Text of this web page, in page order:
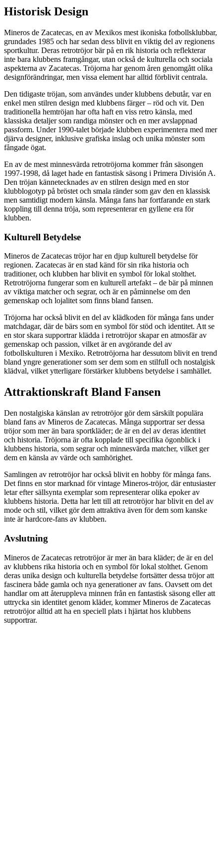
Historisk Design
Mineros de Zacatecas, en av Mexikos mest ikoniska fotbollsklubbar,
grundades 1985 och har sedan dess blivit en viktig del av regionens
sportkultur. Deras retrotröjor bär på en rik historia och reflekterar
inte bara klubbens framgångar, utan också de kulturella och sociala
aspekterna av Zacatecas. Tröjorna har genom åren genomgått olika
designförändringar, men vissa element har alltid förblivit centrala.
Den tidigaste tröjan, som användes under klubbens debutår, var en
enkel men stilren design med klubbens färger – röd och vit. Den
traditionella hemtröjan har ofta haft en viss retro känsla, med
klassiska detaljer som randiga mönster och en mer avslappnad
passform. Under 1990-talet började klubben experimentera med mer
djärva designer, inklusive grafiska inslag och unika mönster som
fångade ögat.
En av de mest minnesvärda retrotröjorna kommer från säsongen
1997-1998, då laget hade en fantastisk säsong i Primera División A.
Den tröjan kännetecknades av en stilren design med en stor
klubblogotyp på bröstet och smala ränder som gav den en klassisk
men samtidigt modern känsla. Många fans har fortfarande en stark
koppling till denna tröja, som representerar en gyllene era för
klubben.
Kulturell Betydelse
Mineros de Zacatecas tröjor har en djup kulturell betydelse för
regionen. Zacatecas är en stad känd för sin rika historia och
traditioner, och klubben har blivit en symbol för lokal stolthet.
Retrotröjorna fungerar som en kulturell artefakt – de bär på minnen
av viktiga matcher och segrar, och är en påminnelse om den
gemenskap och lojalitet som finns bland fansen.
Tröjorna har också blivit en del av klädkoden för många fans under
matchdagar, där de bärs som en symbol för stöd och identitet. Att se
en stor skara supportrar klädda i retrotröjor skapar en atmosfär av
gemenskap och passion, vilket är en avgörande del av
fotbollskulturen i Mexiko. Retrotröjorna har dessutom blivit en trend
bland yngre generationer som ser dem som en stilfull och nostalgisk
klädval, vilket ytterligare förstärker klubbens betydelse i samhället.
Attraktionskraft Bland Fansen
Den nostalgiska känslan av retrotröjor gör dem särskilt populära
bland fans av Mineros de Zacatecas. Många supportrar ser dessa
tröjor som mer än bara sportkläder; de är en del av deras identitet
och historia. Tröjorna är ofta kopplade till specifika ögonblick i
klubbens historia, som segrar och minnesvärda matcher, vilket ger
dem en känsla av värde och samhörighet.
Samlingen av retrotröjor har också blivit en hobby för många fans.
Det finns en stor marknad för vintage Mineros-tröjor, där entusiaster
letar efter sällsynta exemplar som representerar olika epoker av
klubbens historia. Detta har lett till att retrotröjor har blivit en del av
mode och stil, vilket gör dem attraktiva även för dem som kanske
inte är hardcore-fans av klubben.
Avslutning
Mineros de Zacatecas retrotröjor är mer än bara kläder; de är en del
av klubbens rika historia och en symbol för lokal stolthet. Genom
deras unika design och kulturella betydelse fortsätter dessa tröjor att
fascinera både gamla och nya generationer av fans. Oavsett om det
handlar om att återuppleva minnen från en fantastisk säsong eller att
uttrycka sin identitet genom kläder, kommer Mineros de Zacatecas
retrotröjor alltid att ha en speciell plats i hjärtat hos klubbens
supportrar.